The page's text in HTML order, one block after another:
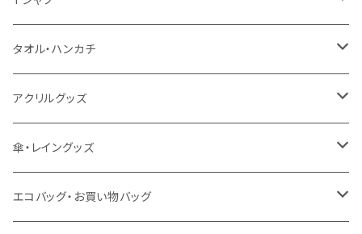
うちわ
猛暑グッズ
冷感グッズ
カスタムプリントTシャツ（国内プリント）
イージーオーダーTシャツ（海外生産）
タオル・ハンカチ
名入れタオル
今治タオル
泉州おくばりタオル
アクリルグッズ
キーホルダー
スタンド
傘・レイングッズ
傘
エコバッグ・お買い物バッグ